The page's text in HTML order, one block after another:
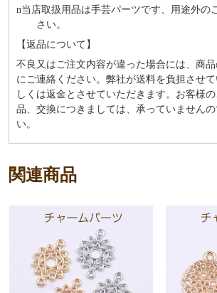
n当店取扱用品は⼿芸パーツです、⽤途外の
さい。
【返品について】
不良又はご注文内容が違った場合には、商
にご連絡ください。弊社が送料を負担させ
しくは返金とさせていただきます。お客様
品、交換につきましては、承っていません
い。
関連商品